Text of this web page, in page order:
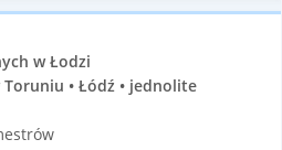
w Łodzi
• Łódź • jednolite